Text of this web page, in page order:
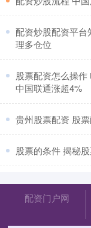
配资炒股配资平台
理多仓位
股票配资怎么操
中国联通涨超4%
贵州股票配资 股
股票的条件 揭秘
配资门户网